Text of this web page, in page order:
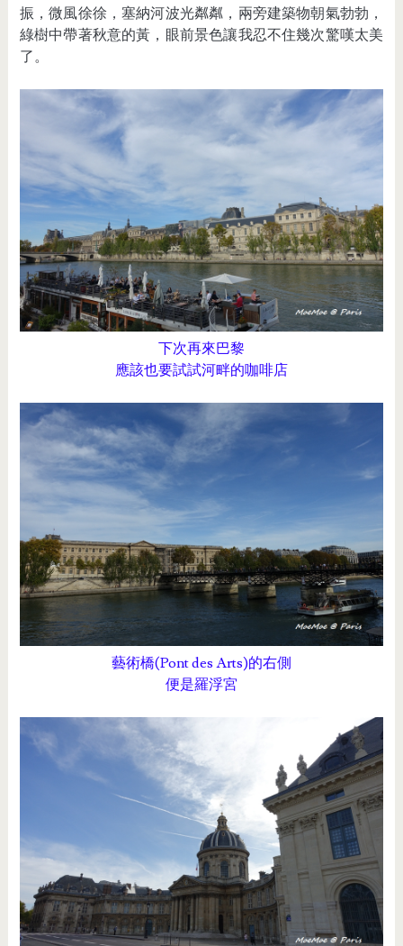
振，微風徐徐，塞納河波光粼粼，兩旁建築物朝氣勃勃，
綠樹中帶著秋意的黃，眼前景色讓我忍不住幾次驚嘆太美
了。
下次再來巴黎
應該也要試試河畔的咖啡店
藝術橋(Pont des Arts)的右側
便是羅浮宮